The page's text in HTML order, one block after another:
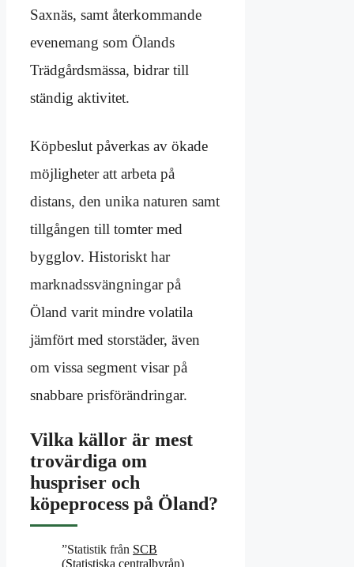
Saxnäs, samt återkommande
evenemang som Ölands
Trädgårdsmässa, bidrar till
ständig aktivitet.
Köpbeslut påverkas av ökade
möjligheter att arbeta på
distans, den unika naturen samt
tillgången till tomter med
bygglov. Historiskt har
marknadssvängningar på
Öland varit mindre volatila
jämfört med storstäder, även
om vissa segment visar på
snabbare prisförändringar.
Vilka källor är mest
trovärdiga om
huspriser och
köpeprocess på Öland?
”Statistik från SCB
(Statistiska centralbyrån)